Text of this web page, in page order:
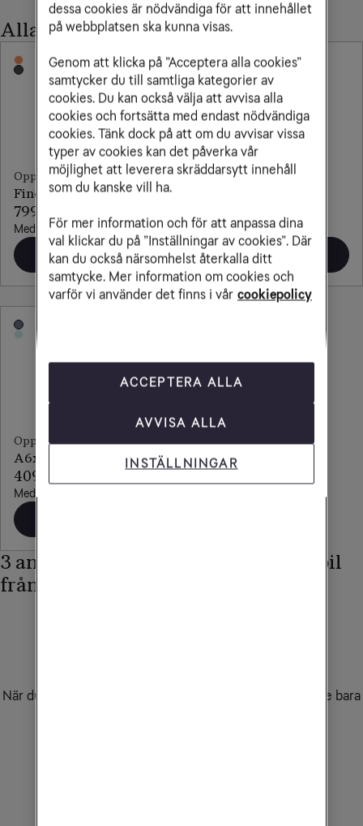
Alla OPPO-mobiler
Oppo
Find X9 Ultra
799 kr/mån
Med obegränsad surf
Beställ
Oppo
Med obegränsad surf
Beställ
Oppo
A6x 5G
409 kr/mån
Med obegränsad surf
3 anledningar att köpa din nya mobil
från Tele2
När du köper mobil eller mobilabonnemang hos oss. Ange bara
dessa cookies är nödvändiga för att innehållet
på webbplatsen ska kunna visas.
Genom att klicka på ”Acceptera alla cookies”
samtycker du till samtliga kategorier av
cookies. Du kan också välja att avvisa alla
cookies och fortsätta med endast nödvändiga
cookies. Tänk dock på att om du avvisar vissa
typer av cookies kan det påverka vår
möjlighet att leverera skräddarsytt innehåll
som du kanske vill ha.
För mer information och för att anpassa dina
val klickar du på ”Inställningar av cookies”. Där
kan du också närsomhelst återkalla ditt
samtycke. Mer information om cookies och
varför vi använder det finns i vår cookiepolicy
ACCEPTERA ALLA
AVVISA ALLA
INSTÄLLNINGAR